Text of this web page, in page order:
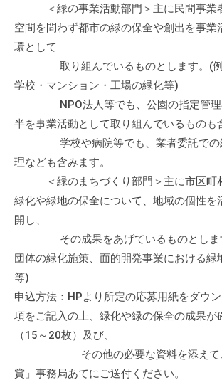
援
や
動
関
る
合
的
情
報
交
の
場
す
＜緑の事業活動部門＞主に民間事業
空間を問わず都市の緑の保全や創出を事業
環として
取り組んでいるものとします。(例:
学校・マンション・工場の緑化等)
NPO法人等でも、公園の指定管理
半を事業活動として取り組んでいるものも
学校や病院等でも、業者委託での
理なども含みます。
＜緑のまちづくり部門＞主に市区町
緑化や緑地の保全について、地域の個性を
開し、
その成果をあげているものとしま
団体の緑化施策、面的開発事業における緑
等)
申込方法：HPより所定の応募用紙をダウ
項をご記入の上、緑化や緑の保全の成果が
（15～20枚）及び、
その他の必要な資料を添えて、
賞」事務局あてにご送付ください。